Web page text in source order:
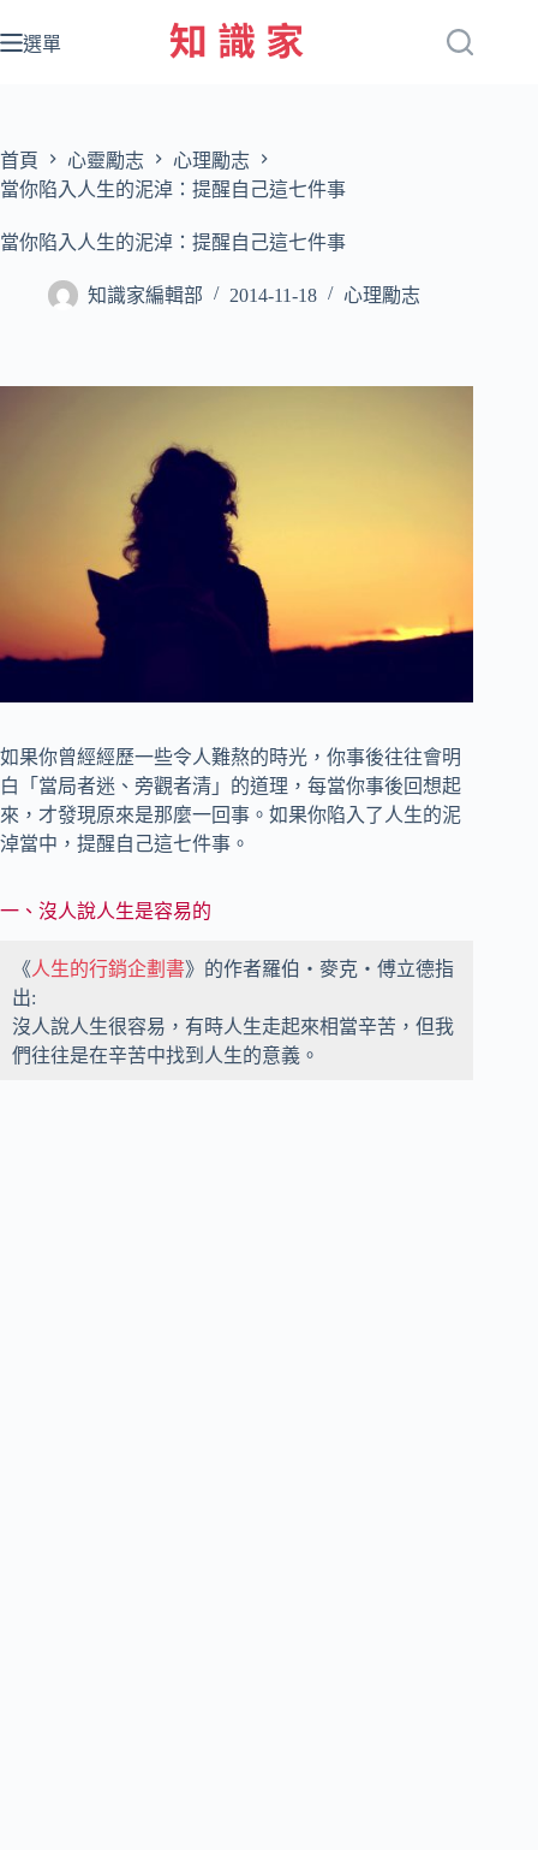
至
容
選單
首頁 心靈勵志
心理勵志
當你陷入人生的泥淖：提醒自己這七件事
當你陷入人生的泥淖：提醒自己這七件事
知識家編輯部 2014-11-18 心理勵志
如果你曾經經歷一些令人難熬的時光，你事後往往會明
白「當局者迷、旁觀者清」的道理，每當你事後回想起
來，才發現原來是那麼一回事。如果你陷入了人生的泥
淖當中，提醒自己這七件事。
一、沒人說人生是容易的
《人生的行銷企劃書》的作者羅伯・麥克・傅立德指
出:
沒人說人生很容易，有時人生走起來相當辛苦，但我
們往往是在辛苦中找到人生的意義。